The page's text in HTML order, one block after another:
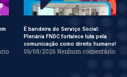
É bandeira do Serviço Social:
Plenária FNDC fortalece luta pela
comunicação como direito humano!
06/08/2026 Nenhum comentário